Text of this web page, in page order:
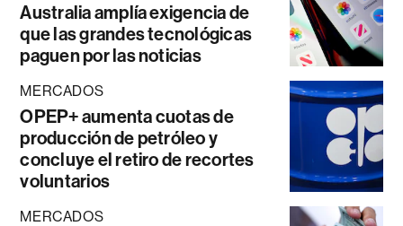
Australia amplía exigencia de
que las grandes tecnológicas
paguen por las noticias
MERCADOS
OPEP+ aumenta cuotas de
producción de petróleo y
concluye el retiro de recortes
voluntarios
MERCADOS